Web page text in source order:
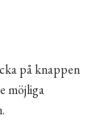
på knappen
möjliga